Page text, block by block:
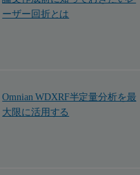
ーザー回折とは
Omnian WDXRF半定量分析を最
大限に活用する